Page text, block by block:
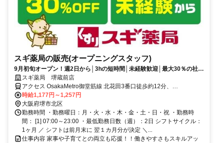
スギ薬局の販売(オープニングスタッフ)
9月初旬オープン！週2日から│3hの短時間│未経験歓迎│最大30％の社割
ありスギ薬局 堺蔵前店
アクセス OsakaMetro御堂筋線 北花田3番口徒歩約12分、
OsakaMetro御堂筋線 新金岡1番口徒歩約13分、近鉄南大阪線 布忍徒
歩約26分
時給1,177円～1,257円
大阪府堺市北区
勤務時間 ・勤務曜日：月・火・水・木・金・土・日・祝 ・勤務時
間： [1] 07:00～23:00 ・最低勤務日数（週）：2日 シフトサイクル：
1ヶ月 ／ シフトは前月末に 翌１カ月分が決定 ＼...
仕事内容 家事や子育てとの両立も応援！！働きやすさもスキルアッ